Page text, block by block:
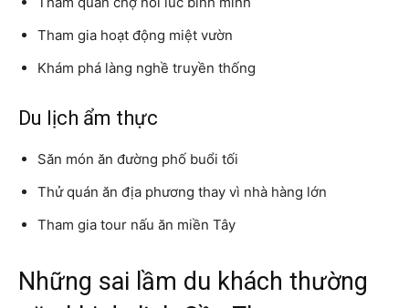
Tham gia hoạt động miệt vườn
Khám phá làng nghề truyền thống
Du lịch ẩm thực
Săn món ăn đường phố buổi tối
Thử quán ăn địa phương thay vì nhà hàng lớn
Tham gia tour nấu ăn miền Tây
Những sai lầm du khách thường